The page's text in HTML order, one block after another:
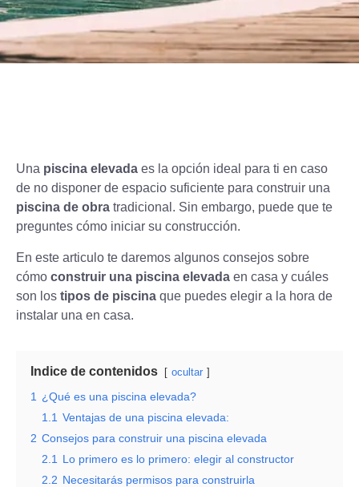
Una piscina elevada es la opción ideal para ti en caso
de no disponer de espacio suficiente para construir una
piscina de obra tradicional. Sin embargo, puede que te
preguntes cómo iniciar su construcción.
En este articulo te daremos algunos consejos sobre
cómo construir una piscina elevada en casa y cuáles
son los tipos de piscina que puedes elegir a la hora de
instalar una en casa.
Indice de contenidos ocultar
1
¿Qué es una piscina elevada?
1.1 Ventajas de una piscina elevada:
2 Consejos para construir una piscina elevada
2.1
Lo primero es lo primero: elegir al constructor
2.2 Necesitarás permisos para construirla